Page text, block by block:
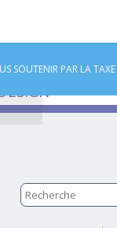
SOUTENIR PAR LA
BAC
D'ART